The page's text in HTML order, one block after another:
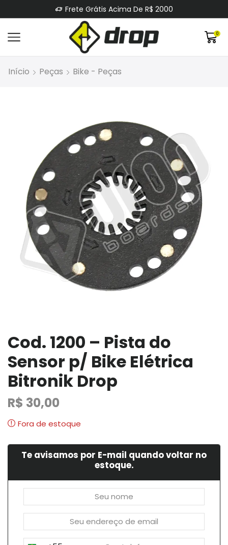
Frete Grátis Acima De R$ 2000
0
Início Peças Bike - Peças
Cod. 1200 – Pista do
Sensor p/ Bike Elétrica
Bitronik Drop
R$ 30,00
Fora de estoque
Te avisamos por E-mail quando voltar no
estoque.